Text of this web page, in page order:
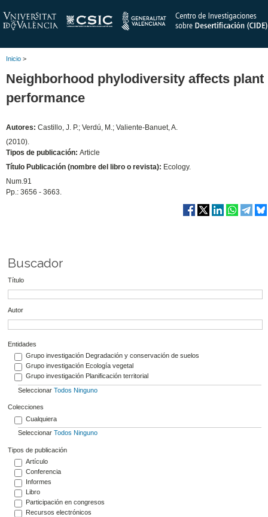
Inicio >
Neighborhood phylodiversity affects plant
performance
Autores: Castillo, J. P.; Verdú, M.; Valiente-Banuet, A.
(2010).
Tipos de publicación: Article
Título Publicación (nombre del libro o revista): Ecology.
Num.91
Pp.: 3656 - 3663.
Buscador
Título
Autor
Entidades
Grupo investigación Degradación y conservación de suelos
Grupo investigación Ecología vegetal
Grupo investigación Planificación territorial
Seleccionar Todos Ninguno
Colecciones
Cualquiera
Seleccionar Todos Ninguno
Tipos de publicación
Artículo
Conferencia
Informes
Libro
Participación en congresos
Recursos electrónicos